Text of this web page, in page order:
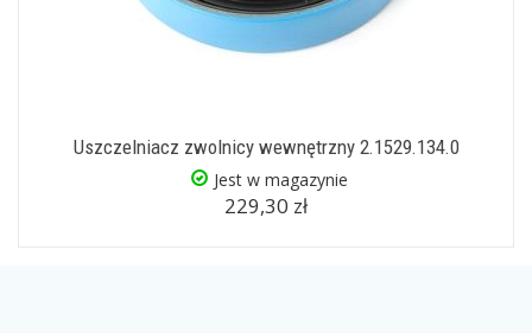
Uszczelniacz zwolnicy wewnętrzny 2.1529.134.0
Jest w magazynie
229,30 zł